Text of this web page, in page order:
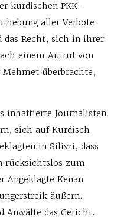
kurdischen PKK-
aller Verbote
das Recht, sich in ihrer
einem Aufruf von
Mehmet überbrachte,
inhaftierte Journalisten
sich auf Kurdisch
in Silivri, dass
rücksichtslos zum
Angeklagte Kenan
äußern.
Anwälte das Gericht.